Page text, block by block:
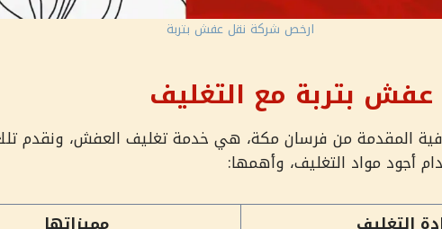
ارخص شركة نقل عفش بتربة
بتربة مع التغليف
المقدمة من فرسان مكة، هي خدمة تغليف العفش، ونقدم
أجود مواد التغليف، وأهمها:
التغليف مميزاتها